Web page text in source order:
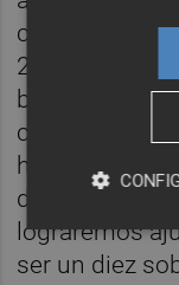
controlas el
200 millones
bastante
creciendo
he sido muy
detenerme.
lograremos
ser un diez